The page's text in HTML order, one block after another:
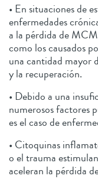
• En situaciones de
enfermedades
a la pérdida de
como los causados
una cantidad mayor
y la recuperación.
• Debido a una
numerosos factores
es el caso de
• Citoquinas
o el trauma
aceleran la pérdida